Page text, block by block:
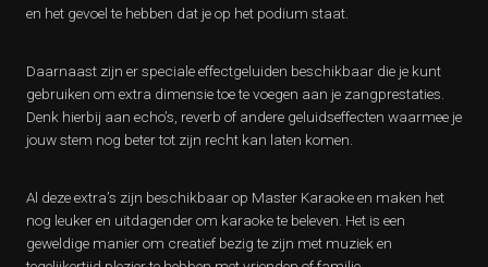
en het gevoel te hebben dat je op het podium staat.
Daarnaast zijn er speciale effectgeluiden beschikbaar die je kunt
gebruiken om extra dimensie toe te voegen aan je zangprestaties.
Denk hierbij aan echo’s, reverb of andere geluidseffecten waarmee je
jouw stem nog beter tot zijn recht kan laten komen.
Al deze extra’s zijn beschikbaar op Master Karaoke en maken het
nog leuker en uitdagender om karaoke te beleven. Het is een
geweldige manier om creatief bezig te zijn met muziek en